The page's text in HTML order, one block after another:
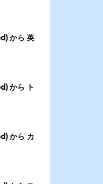
から 英
から ト
から カ